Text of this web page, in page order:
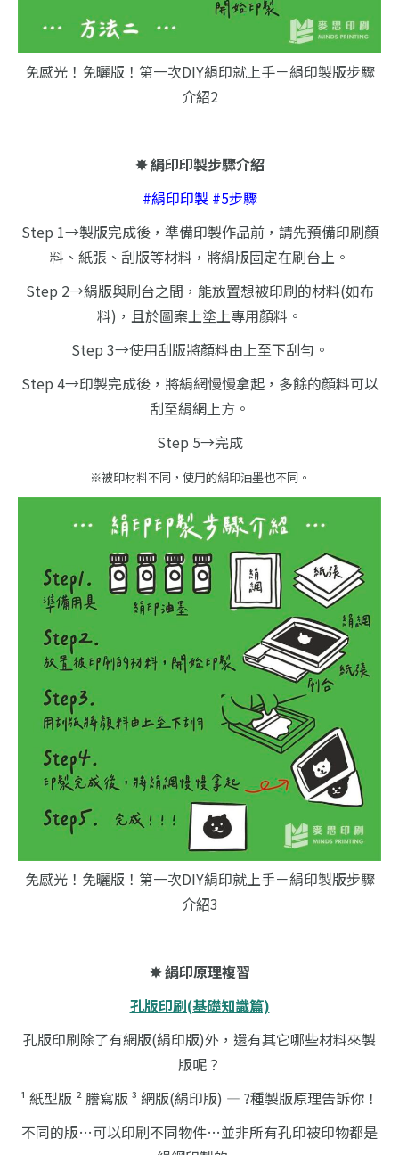
免感光！免曬版！第一次DIY絹印就上手－絹印製版步驟
介紹2
✸ 絹印印製步驟介紹
#絹印印製 #5步驟
Step 1→製版完成後，準備印製作品前，請先預備印刷顏
料、紙張、刮版等材料，將絹版固定在刷台上。
Step 2→絹版與刷台之間，能放置想被印刷的材料(如布
料)，且於圖案上塗上專用顏料。
Step 3→使用刮版將顏料由上至下刮勻。
Step 4→印製完成後，將絹網慢慢拿起，多餘的顏料可以
刮至絹網上方。
Step 5→完成
※被印材料不同，使用的絹印油墨也不同。
免感光！免曬版！第一次DIY絹印就上手－絹印製版步驟
介紹3
✸ 絹印原理複習
孔版印刷(基礎知識篇)
孔版印刷除了有網版(絹印版)外，還有其它哪些材料來製
版呢？
¹ 紙型版 ² 謄寫版 ³ 網版(絹印版) — ?種製版原理告訴你！
不同的版…可以印刷不同物件…並非所有孔印被印物都是